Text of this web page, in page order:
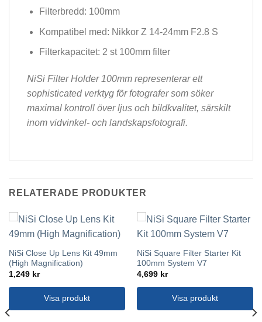
Filterbredd: 100mm
Kompatibel med: Nikkor Z 14-24mm F2.8 S
Filterkapacitet: 2 st 100mm filter
NiSi Filter Holder 100mm representerar ett
sophisticated verktyg för fotografer som söker
maximal kontroll över ljus och bildkvalitet, särskilt
inom vidvinkel- och landskapsfotografi.
RELATERADE PRODUKTER
NiSi Close Up Lens Kit 49mm
(High Magnification)
1,249 kr
Visa produkt
NiSi Square Filter Starter Kit
100mm System V7
4,699 kr
Visa produkt